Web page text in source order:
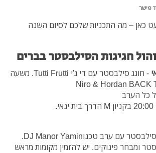
פישר
כאן – מה התכניות שלכם לסיום השנה
חגיגות הסילבסטר בברים
- חוגג סילבסטר עם די ג'י Tutti Frutti. משעה
חוגגים סילבסטר עם ערב טכנוDJ Manor Yamin.
ומבחר פינוקים. יש להזמין מקומות מראש